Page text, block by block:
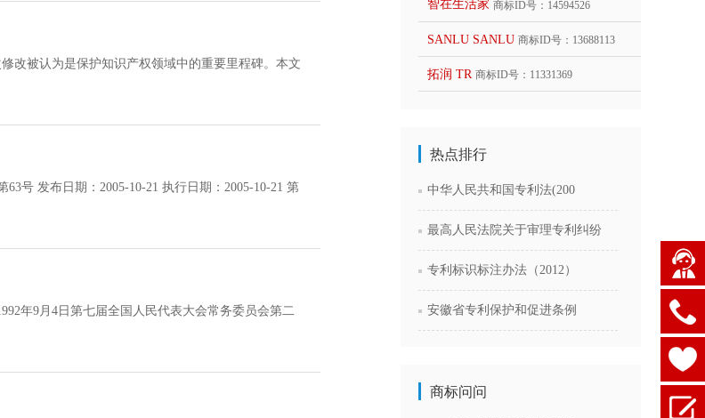
改被认为是保护知识产权领域中的重要里程碑。本文
号 发布日期：2005-10-21 执行日期：2005-10-21 第
年9月4日第七届全国人民代表大会常务委员会第二
智在生活家 商标ID号：14594526
SANLU SANLU 商标ID号：13688113
拓润 TR 商标ID号：11331369
热点排行
中华人民共和国专利法(200
最高人民法院关于审理专利纠纷
专利标识标注办法（2012）
安徽省专利保护和促进条例
商标问问